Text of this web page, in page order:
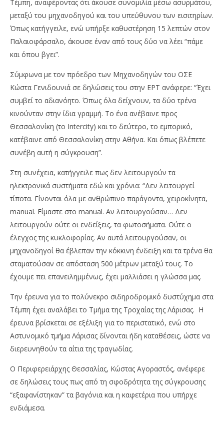
Τέμπη, αναφέροντας ότι άκουσε συνομιλία μέσω ασυρμάτου,
μεταξύ του μηχανοδηγού και του υπεύθυνου των εισιτηρίων.
Όπως κατήγγειλε, ενώ υπήρξε καθυστέρηση 15 λεπτών στον
Παλαιοφάρσαλο, άκουσε έναν από τους δύο να λέει “πάμε
και όπου βγει”.
Σύμφωνα με τον πρόεδρο των Μηχανοδηγών του ΟΣΕ
Κώστα Γενιδουνιά σε δηλώσεις του στην ΕΡΤ ανάφερε: “Έχει
συμβεί το αδιανόητο. Όπως όλα δείχνουν, τα δύο τρένα
κινούνταν στην ίδια γραμμή. Το ένα ανέβαινε προς
Θεσσαλονίκη (το Intercity) και το δεύτερο, το εμπορικό,
κατέβαινε από Θεσσαλονίκη στην Αθήνα. Και όπως βλέπετε
συνέβη αυτή η σύγκρουση”.
Στη συνέχεια, κατήγγειλε πως δεν λειτουργούν τα
ηλεκτρονικά συστήματα εδώ και χρόνια: “Δεν λειτουργεί
τίποτα. Γίνονται όλα με ανθρώπινο παράγοντα, χειροκίνητα,
manual. Είμαστε στο manual. Αν λειτουργούσαν… Δεν
λειτουργούν ούτε οι ενδείξεις, τα φωτοσήματα. Ούτε ο
έλεγχος της κυκλοφορίας. Αν αυτά λειτουργούσαν, οι
μηχανοδηγοί θα έβλεπαν την κόκκινη ένδειξη και τα τρένα θα
σταματούσαν σε απόσταση 500 μέτρων μεταξύ τους. Το
έχουμε πει επανειλημμένως, έχει μαλλιάσει η γλώσσα μας.
Την έρευνα για το πολύνεκρο σιδηροδρομικό δυστύχημα στα
Τέμπη έχει αναλάβει το Τμήμα της Τροχαίας της Λάρισας. Η
έρευνα βρίσκεται σε εξέλιξη για το περιστατικό, ενώ στο
Αστυνομικό τμήμα Λάρισας δίνονται ήδη καταθέσεις, ώστε να
διερευνηθούν τα αίτια της τραγωδίας.
Ο Περιφερειάρχης Θεσσαλίας, Κώστας Αγοραστός, ανέφερε
σε δηλώσεις τους πως από τη σφοδρότητα της σύγκρουσης
“εξαφανίστηκαν” τα βαγόνια και η καφετέρια που υπήρχε
ενδιάμεσα.